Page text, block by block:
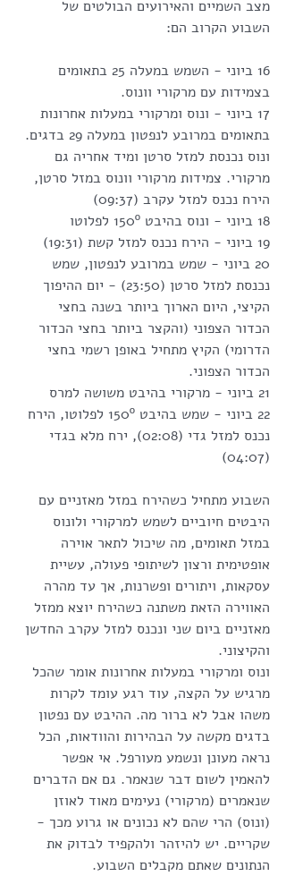
מצב השמיים והאירועים הבולטים של
השבוע הקרוב הם:
16 ביוני - השמש במעלה 25 בתאומים
בצמידות עם מרקורי וונוס.
17 ביוני - ונוס ומרקורי במעלות אחרונות
בתאומים במרובע לנפטון במעלה 29 בדגים.
ונוס נכנסת למזל סרטן ומיד אחריה גם
מרקורי. צמידות מרקורי וונוס במזל סרטן,
הירח נכנס למזל עקרב (09:37)
18 ביוני - ונוס בהיבט 150º לפלוטו
19 ביוני - הירח נכנס למזל קשת (19:31)
20 ביוני - שמש במרובע לנפטון, שמש
נכנסת למזל סרטן (23:50) - יום ההיפוך
הקיצי, היום הארוך ביותר בשנה בחצי
הכדור הצפוני (והקצר ביותר בחצי הכדור
הדרומי) הקיץ מתחיל באופן רשמי בחצי
הכדור הצפוני.
21 ביוני - מרקורי בהיבט משושה למרס
22 ביוני - שמש בהיבט 150º לפלוטו, הירח
נכנס למזל גדי (02:08), ירח מלא בגדי
(04:07)
השבוע מתחיל כשהירח במזל מאזניים עם
היבטים חיוביים לשמש למרקורי ולונוס
במזל תאומים, מה שיכול לתאר אוירה
אופטימית ורצון לשיתופי פעולה, עשיית
עסקאות, ויתורים ופשרנות, אך עד מהרה
האווירה הזאת משתנה כשהירח יוצא ממזל
מאזניים ביום שני ונכנס למזל עקרב החדשן
והקיצוני.
ונוס ומרקורי במעלות אחרונות אומר שהכל
מרגיש על הקצה, עוד רגע עומד לקרות
משהו אבל לא ברור מה. ההיבט עם נפטון
בדגים מקשה על הבהירות והוודאות, הכל
נראה מעונן ונשמע מעורפל. אי אפשר
להאמין לשום דבר שנאמר. גם אם הדברים
שנאמרים (מרקורי) נעימים מאוד לאוזן
(ונוס) הרי שהם לא נכונים או גרוע מכך -
שקריים. יש להיזהר ולהקפיד לבדוק את
הנתונים שאתם מקבלים השבוע.